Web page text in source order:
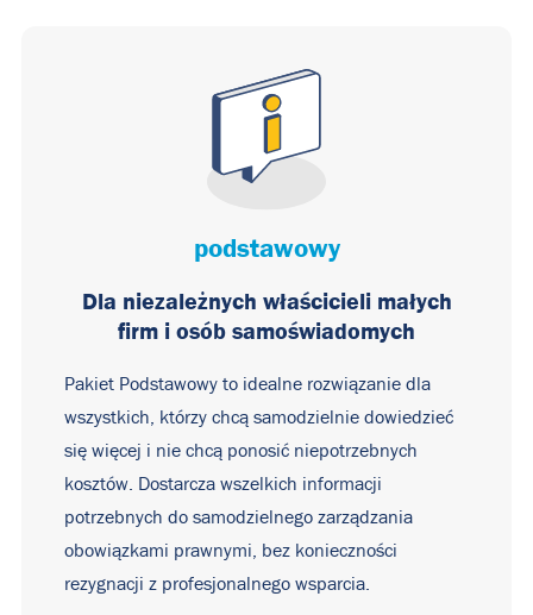
podstawowy
Dla niezależnych właścicieli małych
firm i osób samoświadomych
Pakiet Podstawowy to idealne rozwiązanie dla
wszystkich, którzy chcą samodzielnie dowiedzieć
się więcej i nie chcą ponosić niepotrzebnych
kosztów. Dostarcza wszelkich informacji
potrzebnych do samodzielnego zarządzania
obowiązkami prawnymi, bez konieczności
rezygnacji z profesjonalnego wsparcia.